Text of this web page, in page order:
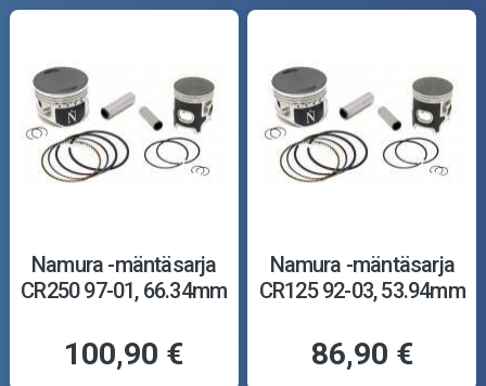
Namura -mäntäsarja
CR250 97-01, 66.34mm
100,90 €
Namura -mäntäsarja
CR125 92-03, 53.94mm
86,90 €